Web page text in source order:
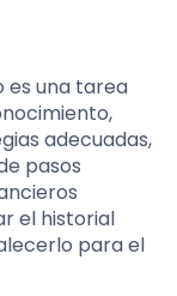
es una tarea
adecuadas,
pasos
el historial
para el